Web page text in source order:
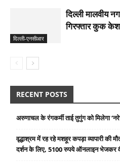
दिल्ली-एनसीआर
दिल्ली मालवीय
गिरफ्तार कुक
RECENT POSTS
अरुणाचल के रंगकर्मी ताई तुगुंग को मिलेगा
वृद्धाश्रम में रह रहे मशहूर कपड़ा व्यापारी की
दर्शन के लिए, 5100 रुपये ऑनलाइन भेजकर